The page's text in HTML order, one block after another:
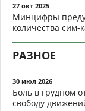
27 окт 2025
Минцифры
количества сим-
РАЗНОЕ
30 июл 2026
Боль в грудном
свободу